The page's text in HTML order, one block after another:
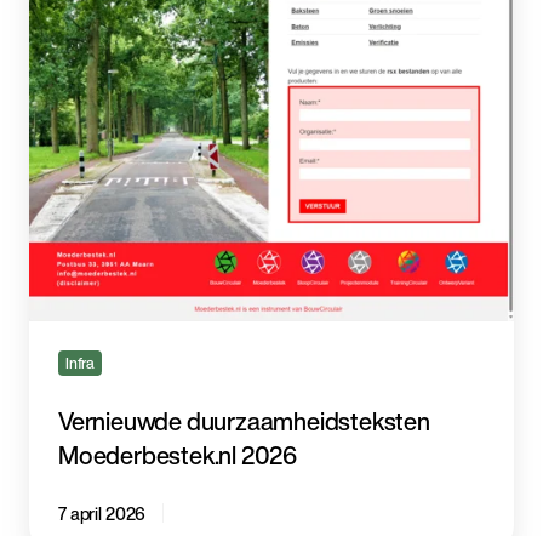
Infra
Vernieuwde duurzaamheidsteksten
Moederbestek.nl 2026
7 april 2026